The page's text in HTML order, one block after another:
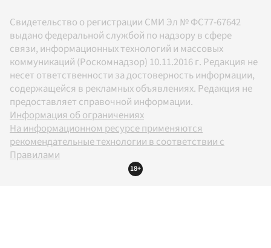
Свидетельство о регистрации СМИ Эл № ФС77-67642
выдано федеральной службой по надзору в сфере
связи, информационных технологий и массовых
коммуникаций (Роскомнадзор) 10.11.2016 г. Редакция не
несет ответственности за достоверность информации,
содержащейся в рекламных объявлениях. Редакция не
предоставляет справочной информации.
Информация об ограничениях
На информационном ресурсе применяются
рекомендательные технологии в соответствии с
Правилами
18+